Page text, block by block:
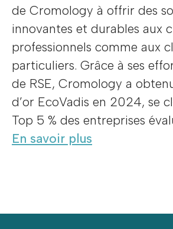
de Cromology à offrir des
innovantes et durables aux
professionnels comme aux
particuliers. Grâce à ses
de RSE, Cromology a
d’or EcoVadis en 2024, se
Top 5 % des entreprises
En savoir plus